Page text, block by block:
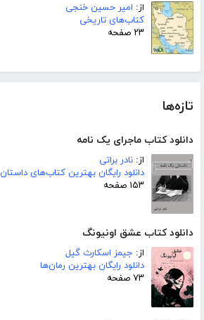
از: امیر حسین خنجی
کتاب‌های تاریخی
۲۳ صفحه
تازه‌ها
دانلود کتاب ماجرای یک نامه
از: نادر براتی
دانلود رایگان بهترین کتاب‌های داستان
۱۵۳ صفحه
دانلود کتاب عشق اونیونگ
از: جیمز اسکارث گیل
دانلود رایگان بهترین رمان‌ها
۷۳ صفحه